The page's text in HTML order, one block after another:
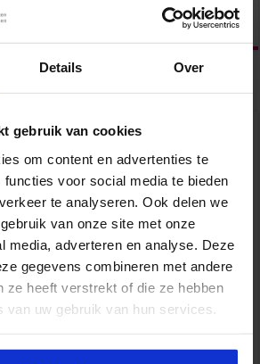
Details Over
gebruik van cookies
om content en advertenties te
functies voor social media te bieden
te analyseren. Ook delen we
van onze site met onze
media, adverteren en analyse. Deze
gegevens combineren met andere
ze heeft verstrekt of die ze hebben
van uw gebruik van hun services.
assistant de rol van
pakken?
gepubliceerd. Vereiste velden zijn